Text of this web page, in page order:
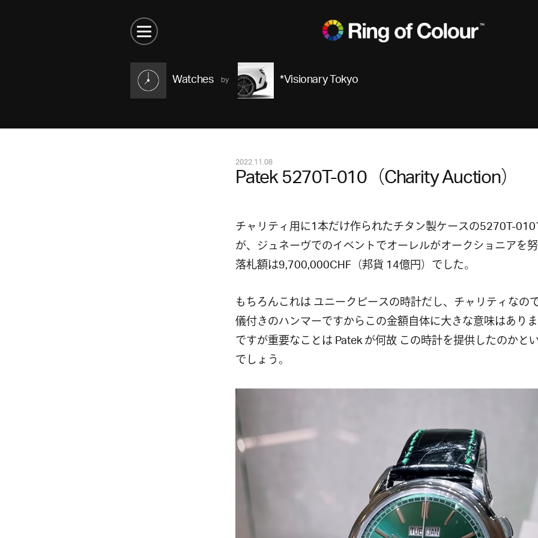
Watches *Visionary Tokyo
2022.11.08
Patek 5270T-010（Charity Auction）
チャリティ用に1本だけ作られたチタン製ケースの5270T-
が、ジュネーヴでのイベントでオーレルがオークショニアを努
落札額は9,700,000CHF（邦貨 14億円）でした。
もちろんこれは ユニークピースの時計だし、チャリティなの
儀付きのハンマーですからこの金額自体に大きな意味はありま
ですが重要なことは Patek が何故 この時計を提供したのかと
でしょう。